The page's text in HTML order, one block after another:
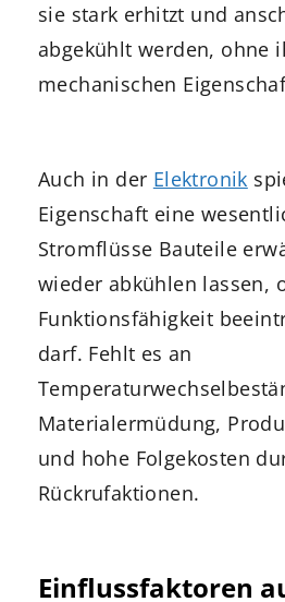
sie stark erhitzt und
abgekühlt werden, ohne
mechanischen
Auch in der Elektronik
Eigenschaft eine
Stromflüsse Bauteile
wieder abkühlen lassen,
Funktionsfähigkeit
darf. Fehlt es an
Materialermüdung,
und hohe Folgekosten
Rückrufaktionen.
Einflussfaktoren